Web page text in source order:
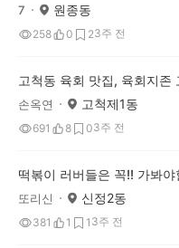
7 원종동
258 0 23주 전
고척동 육회 맛집, 육회지존
손옥연 고척제1동
691 8 03주 전
떡볶이 러버들은 꼭!! 가봐야
또리신 신정2동
381 1 1 3주 전